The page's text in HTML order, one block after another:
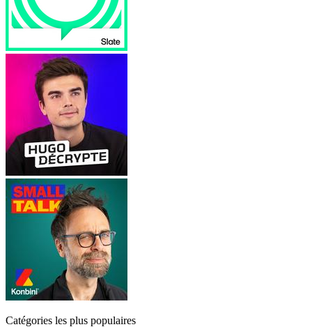
Catégories les plus populaires